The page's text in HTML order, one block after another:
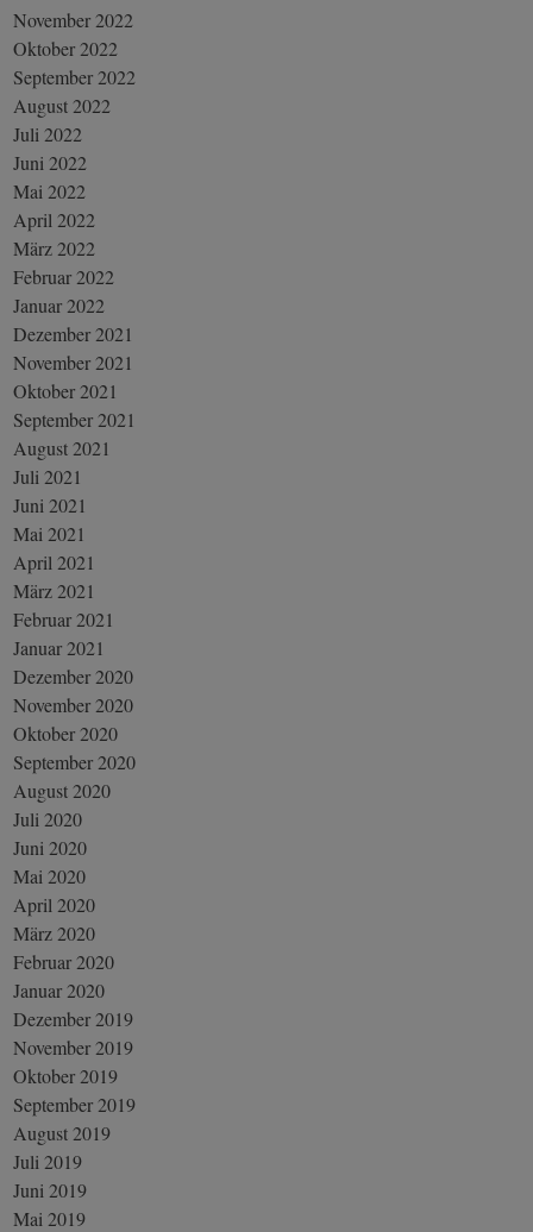
November 2022
Oktober 2022
September 2022
August 2022
Juli 2022
Juni 2022
Mai 2022
April 2022
März 2022
Februar 2022
Januar 2022
Dezember 2021
November 2021
Oktober 2021
September 2021
August 2021
Juli 2021
Juni 2021
Mai 2021
April 2021
März 2021
Februar 2021
Januar 2021
Dezember 2020
November 2020
Oktober 2020
September 2020
August 2020
Juli 2020
Juni 2020
Mai 2020
April 2020
März 2020
Februar 2020
Januar 2020
Dezember 2019
November 2019
Oktober 2019
September 2019
August 2019
Juli 2019
Juni 2019
Mai 2019